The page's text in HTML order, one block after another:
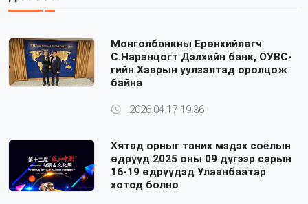
Монголбанкны Ерөнхийлөгч
С.Наранцогт Дэлхийн банк, ОУВС-
гийн Хаврын уулзалтад оролцож
байна
2026.04.17 19:36
Хятад орныг таних мэдэх соёлын
өдрүүд 2025 оны 09 дүгээр сарын
16-19 өдрүүдэд Улаанбаатар
хотод болно